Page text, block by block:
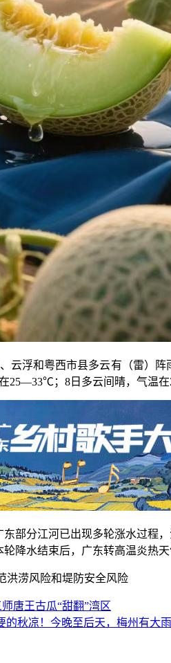
浮和粤西市县多云有（雷）阵
25—33℃；8日多云间晴，气温
分江河已出现多轮涨水过程，
降水结束后，广东转高温炎热
唐王古瓜“甜翻”湾区
的秋凉！今晚至后天，梅州有大